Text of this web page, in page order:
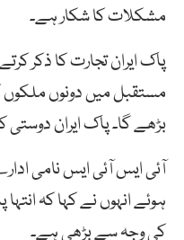
مشکلات کا شکار ہے۔
پاک ایران تجارت کا ذکر
مستقبل میں دونوں ملکوں
بڑھے گا۔ پاک ایران دوستی کو 70 برس گزر چکے
آئی ایس آئی ایس نامی
ہوئے انہوں نے کہا کہ
کی وجہ سے بڑھی ہے۔